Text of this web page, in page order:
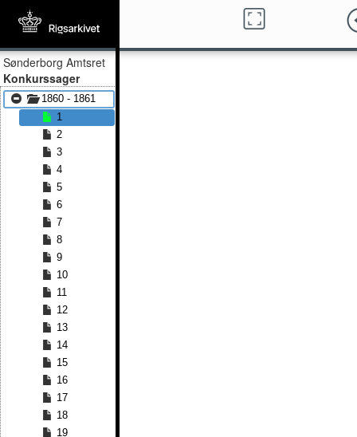
Sønderborg Amtsret
Konkurssager
1860 - 1861
1
2
3
4
5
6
7
8
9
10
11
12
13
14
15
16
17
18
19